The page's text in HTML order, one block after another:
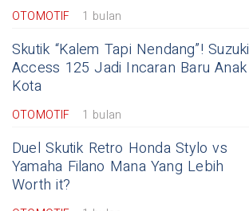
OTOMOTIF 1 bulan
Skutik “Kalem Tapi Nendang”! Suzuki
Access 125 Jadi Incaran Baru Anak
Kota
OTOMOTIF 1 bulan
Duel Skutik Retro Honda Stylo vs
Yamaha Filano Mana Yang Lebih
Worth it?